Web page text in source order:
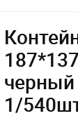
1/